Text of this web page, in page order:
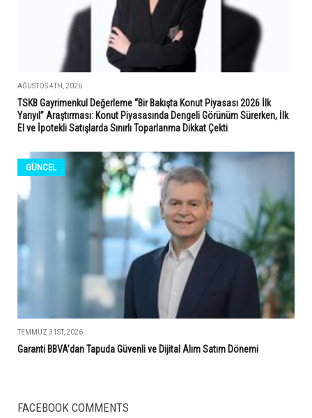
AĞUSTOS 4TH, 2026
TSKB Gayrimenkul Değerleme “Bir Bakışta Konut Piyasası 2026 İlk
Yarıyıl” Araştırması: Konut Piyasasında Dengeli Görünüm Sürerken, İlk
El ve İpotekli Satışlarda Sınırlı Toparlanma Dikkat Çekti
GÜNCEL
TEMMUZ 31ST, 2026
Garanti BBVA’dan Tapuda Güvenli ve Dijital Alım Satım Dönemi
FACEBOOK COMMENTS